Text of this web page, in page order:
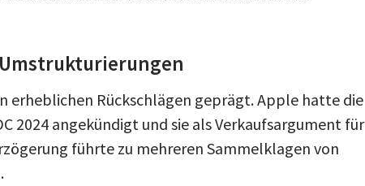
erheblichen Rückschlägen geprägt. Apple hatte die
2024 angekündigt und sie als Verkaufsargument für
führte zu mehreren Sammelklagen von